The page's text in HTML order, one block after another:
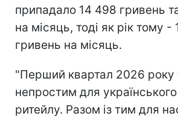
припадало 14 498 гривень
на місяць, тоді як рік тому -
гривень на місяць.
"Перший квартал 2026 року
непростим для
ритейлу. Разом із тим для